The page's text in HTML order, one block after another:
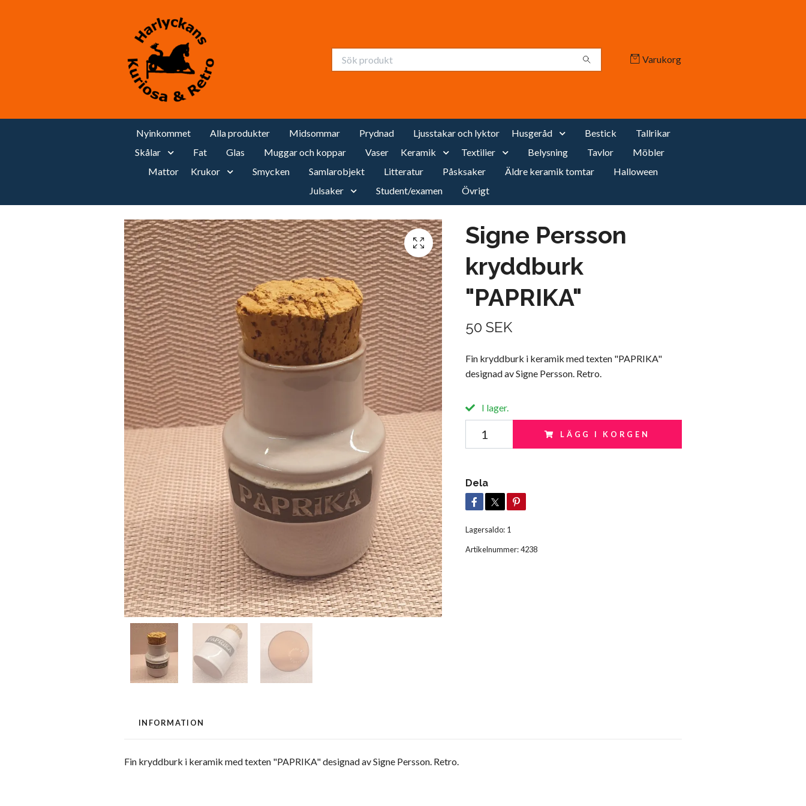
Varukorg
Nyinkommet Alla produkter Midsommar Prydnad Ljusstakar och lyktor Husgeråd Bestick
Tallrikar
Skålar
Fat Glas Muggar och koppar Vaser Keramik Textilier Belysning Tavlor
Möbler
Mattor
Krukor Smycken Samlarobjekt Litteratur Påsksaker Äldre keramik tomtar
Halloween
Julsaker
Student/examen Övrigt
Signe Persson
kryddburk
"PAPRIKA"
50 SEK
Fin kryddburk i keramik med texten "PAPRIKA"
designad av Signe Persson. Retro.
I lager.
LÄGG I KORGEN
Dela
Lagersaldo: 1
Artikelnummer:4238
INFORMATION
Fin kryddburk i keramik med texten "PAPRIKA" designad av Signe Persson. Retro.